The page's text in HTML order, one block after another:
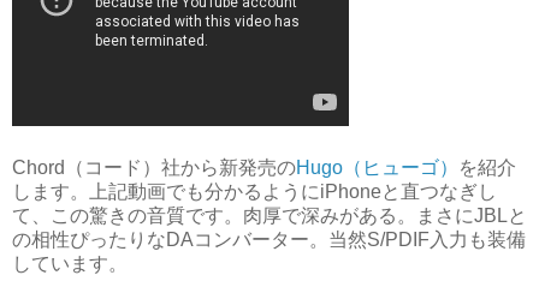
Chord（コード）社から新発売のHugo（ヒューゴ）
を紹介
します。上記動画でも分かるようにiPhoneと直つなぎし
て、この驚きの音質です。肉厚で深みがある。まさにJBLと
の相性ぴったりなDAコンバーター。当然S/PDIF入力も装備
しています。